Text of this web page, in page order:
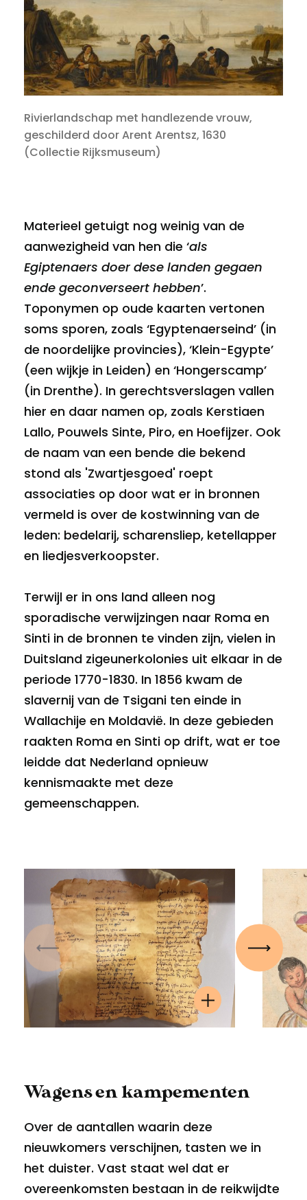
Rivierlandschap met handlezende vrouw,
geschilderd door Arent Arentsz, 1630
(Collectie Rijksmuseum)
Materieel getuigt nog weinig van de
aanwezigheid van hen die ‘als
Egiptenaers doer dese landen gegaen
ende geconverseert hebben’.
Toponymen op oude kaarten vertonen
soms sporen, zoals ‘Egyptenaerseind’ (in
de noordelijke provincies), ‘Klein-Egypte’
(een wijkje in Leiden) en ‘Hongerscamp’
(in Drenthe). In gerechtsverslagen vallen
hier en daar namen op, zoals Kerstiaen
Lallo, Pouwels Sinte, Piro, en Hoefijzer. Ook
de naam van een bende die bekend
stond als 'Zwartjesgoed' roept
associaties op door wat er in bronnen
vermeld is over de kostwinning van de
leden: bedelarij, scharensliep, ketellapper
en liedjesverkoopster.
Terwijl er in ons land alleen nog
sporadische verwijzingen naar Roma en
Sinti in de bronnen te vinden zijn, vielen in
Duitsland zigeunerkolonies uit elkaar in de
periode 1770-1830. In 1856 kwam de
slavernij van de Tsigani ten einde in
Wallachije en Moldavië. In deze gebieden
raakten Roma en Sinti op drift, wat er toe
leidde dat Nederland opnieuw
kennismaakte met deze
gemeenschappen.
Vorige
Wagens en kampementen
Over de aantallen waarin deze
nieuwkomers verschijnen, tasten we in
het duister. Vast staat wel dat er
overeenkomsten bestaan in de reikwijdte